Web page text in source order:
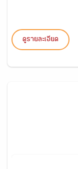
ดูรายละเอียด